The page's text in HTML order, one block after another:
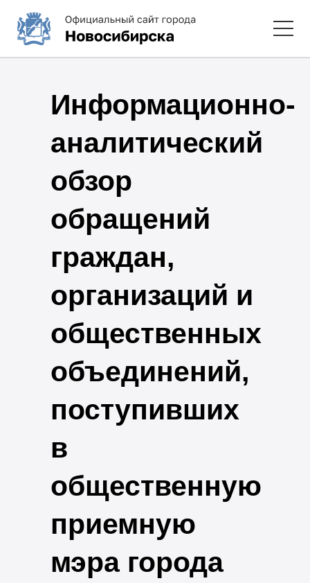
Информационно-
аналитический
обзор
обращений
граждан,
организаций и
общественных
объединений,
поступивших
в
общественную
приемную
мэра города